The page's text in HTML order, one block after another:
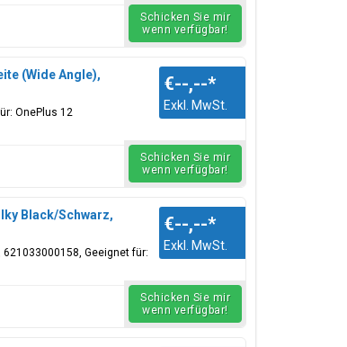
Schicken Sie mir
wenn verfügbar!
(Wide Angle),
OnePlus 12
€--,--*
Exkl. MwSt.
Schicken Sie mir
wenn verfügbar!
Black/Schwarz,
Geeignet für:
€--,--*
Exkl. MwSt.
Schicken Sie mir
wenn verfügbar!